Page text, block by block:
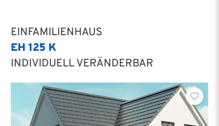
EINFAMILIENHAUS
EH 125 K
INDIVIDUELL VERÄNDERBAR